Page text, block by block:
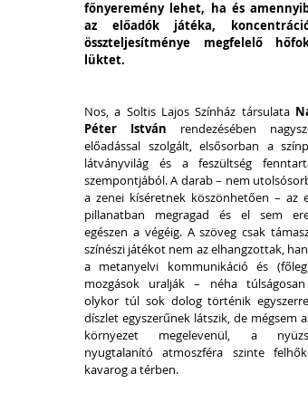
főnyeremény lehet, ha és
az előadók játéka,
összteljesítménye megfelelő
lüktet.
Nos, a Soltis Lajos Színház társulata
Péter István rendezésében
előadással szolgált, elsősorban a
látványvilág és a feszültség
szempontjából. A darab – nem
a zenei kíséretnek köszönhetően – az
pillanatban megragad és el sem
egészen a végéig. A szöveg csak
színészi játékot nem az elhangzottak,
a metanyelvi kommunikáció és
mozgások uralják – néha
olykor túl sok dolog történik
díszlet egyszerűnek látszik, de mégsem
környezet megelevenül, a
nyugtalanító atmoszféra szinte
kavarog a térben.